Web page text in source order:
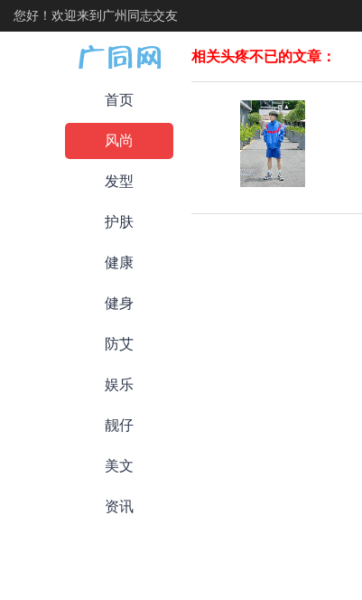
您好！欢迎来到广州同志交友
首页
风尚
发型
护肤
健康
健身
防艾
娱乐
靓仔
美文
资讯
相关头疼不已的文章：